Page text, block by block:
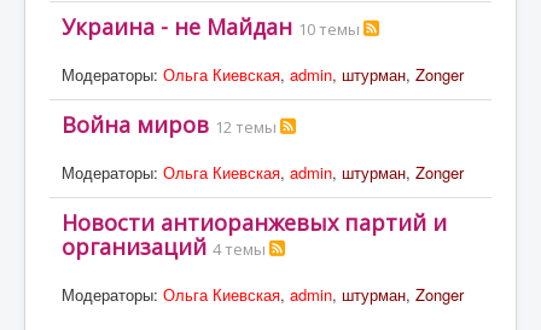
Украина - не Майдан 10 темы
Модераторы: Ольга Киевская, admin, штурман, Zonger
Война миров 12 темы
Модераторы: Ольга Киевская, admin, штурман, Zonger
Новости антиоранжевых партий и
организаций 4 темы
Модераторы: Ольга Киевская, admin, штурман, Zonger